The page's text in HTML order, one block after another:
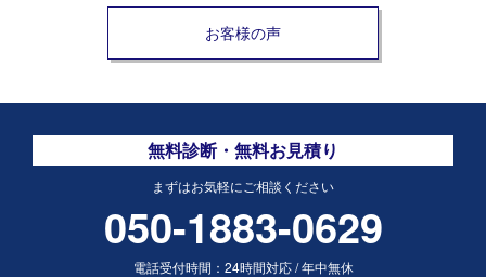
お客様の声
無料診断・無料お見積り
まずはお気軽にご相談ください
050-1883-0629
電話受付時間： 24時間対応/年中無休